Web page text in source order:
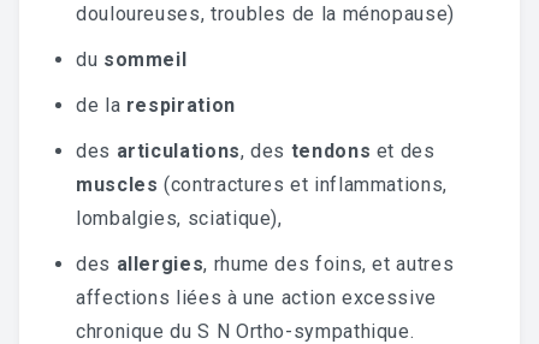
douloureuses, troubles de la ménopause)
du sommeil
de la respiration
des articulations, des tendons et des
muscles (contractures et inflammations,
lombalgies, sciatique),
des allergies, rhume des foins, et autres
affections liées à une action excessive
chronique du S N Ortho-sympathique.